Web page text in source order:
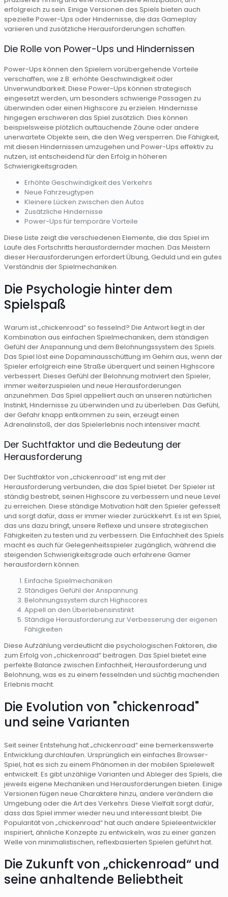
erfolgreich zu sein. Einige Versionen des Spiels bieten auch
spezielle Power-Ups oder Hindernisse, die das Gameplay
variieren und zusätzliche Herausforderungen schaffen.
Die Rolle von Power-Ups und Hindernissen
Power-Ups können den Spielern vorübergehende Vorteile
verschaffen, wie z.B. erhöhte Geschwindigkeit oder
Unverwundbarkeit. Diese Power-Ups können strategisch
eingesetzt werden, um besonders schwierige Passagen zu
überwinden oder einen Highscore zu erzielen. Hindernisse
hingegen erschweren das Spiel zusätzlich. Dies können
beispielsweise plötzlich auftauchende Zäune oder andere
unerwartete Objekte sein, die den Weg versperren. Die Fähigkeit,
mit diesen Hindernissen umzugehen und Power-Ups effektiv zu
nutzen, ist entscheidend für den Erfolg in höheren
Schwierigkeitsgraden.
Erhöhte Geschwindigkeit des Verkehrs
Neue Fahrzeugtypen
Kleinere Lücken zwischen den Autos
Zusätzliche Hindernisse
Power-Ups für temporäre Vorteile
Diese Liste zeigt die verschiedenen Elemente, die das Spiel im
Laufe des Fortschritts herausfordernder machen. Das Meistern
dieser Herausforderungen erfordert Übung, Geduld und ein gutes
Verständnis der Spielmechaniken.
Die Psychologie hinter dem
Spielspaß
Warum ist „chickenroad“ so fesselnd? Die Antwort liegt in der
Kombination aus einfachen Spielmechaniken, dem ständigen
Gefühl der Anspannung und dem Belohnungssystem des Spiels.
Das Spiel löst eine Dopaminausschüttung im Gehirn aus, wenn der
Spieler erfolgreich eine Straße überquert und seinen Highscore
verbessert. Dieses Gefühl der Belohnung motiviert den Spieler,
immer weiterzuspielen und neue Herausforderungen
anzunehmen. Das Spiel appelliert auch an unseren natürlichen
Instinkt, Hindernisse zu überwinden und zu überleben. Das Gefühl,
der Gefahr knapp entkommen zu sein, erzeugt einen
Adrenalinstoß, der das Spielerlebnis noch intensiver macht.
Der Suchtfaktor und die Bedeutung der
Herausforderung
Der Suchtfaktor von „chickenroad“ ist eng mit der
Herausforderung verbunden, die das Spiel bietet. Der Spieler ist
ständig bestrebt, seinen Highscore zu verbessern und neue Level
zu erreichen. Diese ständige Motivation hält den Spieler gefesselt
und sorgt dafür, dass er immer wieder zurückkehrt. Es ist ein Spiel,
das uns dazu bringt, unsere Reflexe und unsere strategischen
Fähigkeiten zu testen und zu verbessern. Die Einfachheit des Spiels
macht es auch für Gelegenheitsspieler zugänglich, während die
steigenden Schwierigkeitsgrade auch erfahrene Gamer
herausfordern können.
Einfache Spielmechaniken
Ständiges Gefühl der Anspannung
Belohnungssystem durch Highscores
Appell an den Überlebensinstinkt
Ständige Herausforderung zur Verbesserung der eigenen
Fähigkeiten
Diese Aufzählung verdeutlicht die psychologischen Faktoren, die
zum Erfolg von „chickenroad“ beitragen. Das Spiel bietet eine
perfekte Balance zwischen Einfachheit, Herausforderung und
Belohnung, was es zu einem fesselnden und süchtig machenden
Erlebnis macht.
Die Evolution von "chickenroad"
und seine Varianten
Seit seiner Entstehung hat „chickenroad“ eine bemerkenswerte
Entwicklung durchlaufen. Ursprünglich ein einfaches Browser-
Spiel, hat es sich zu einem Phänomen in der mobilen Spielewelt
entwickelt. Es gibt unzählige Varianten und Ableger des Spiels, die
jeweils eigene Mechaniken und Herausforderungen bieten. Einige
Versionen fügen neue Charaktere hinzu, andere verändern die
Umgebung oder die Art des Verkehrs. Diese Vielfalt sorgt dafür,
dass das Spiel immer wieder neu und interessant bleibt. Die
Popularität von „chickenroad“ hat auch andere Spieleentwickler
inspiriert, ähnliche Konzepte zu entwickeln, was zu einer ganzen
Welle von minimalistischen, reflexbasierten Spielen geführt hat.
Die Zukunft von „chickenroad“ und
seine anhaltende Beliebtheit